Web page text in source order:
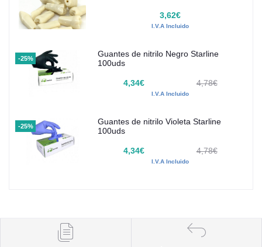
3,62€
I.V.A Incluido
-25%
Guantes de nitrilo Negro Starline
100uds
4,34€ 4,78€
I.V.A Incluido
-25%
Guantes de nitrilo Violeta Starline
100uds
4,34€ 4,78€
I.V.A Incluido